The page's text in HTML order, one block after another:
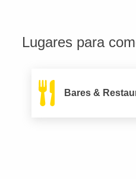
Lugares para
Bares &